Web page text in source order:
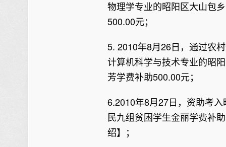
物理学专业的昭阳区大山包
500.00元；
5. 2010年8月26日，通过农
计算机科学与技术专业的昭
芳学费补助500.00元；
6.2010年8月27日，资助考
民九组贫困学生金丽学费补
绍】；